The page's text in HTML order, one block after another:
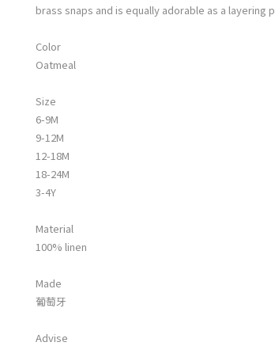
brass snaps and is equally adorable as a layering
Color
Oatmeal
Size
6-9M
9-12M
12-18M
18-24M
3-4Y
Material
100% linen
Made
葡萄牙
Advise